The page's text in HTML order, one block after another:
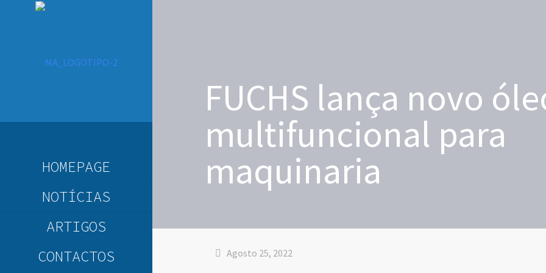
HOMEPAGE
NOTÍCIAS
ARTIGOS
CONTACTOS
FUCHS lança novo
multifuncional para
maquinaria
Agosto 25, 2022